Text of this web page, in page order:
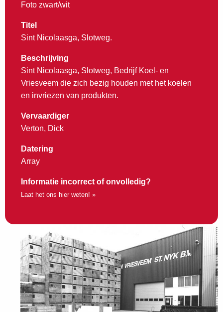
Foto zwart/wit
Titel
Sint Nicolaasga, Slotweg.
Beschrijving
Sint Nicolaasga, Slotweg, Bedrijf Koel- en
Vriesveem die zich bezig houden met het koelen
en invriezen van produkten.
Vervaardiger
Verton, Dick
Datering
Array
Informatie incorrect of onvolledig?
Laat het ons hier weten! »